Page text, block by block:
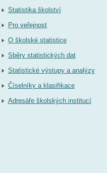
Statistika školství
Pro veřejnost
O školské statistice
Sběry statistických dat
Statistické výstupy a analýzy
Číselníky a klasifikace
Adresáře školských institucí